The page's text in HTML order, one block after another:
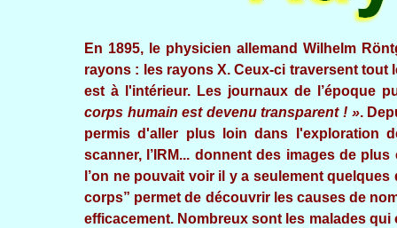
En 1895, le physicien allemand Wilhelm
rayons : les rayons X. Ceux-ci traversent tout
est à l'intérieur. Les journaux de l’époque
corps humain est devenu transparent ! ».
permis d'aller plus loin dans l'exploration
scanner, l’IRM... donnent des images de
l’on ne pouvait voir il y a seulement
corps” permet de découvrir les causes de
efficacement. Nombreux sont les malades